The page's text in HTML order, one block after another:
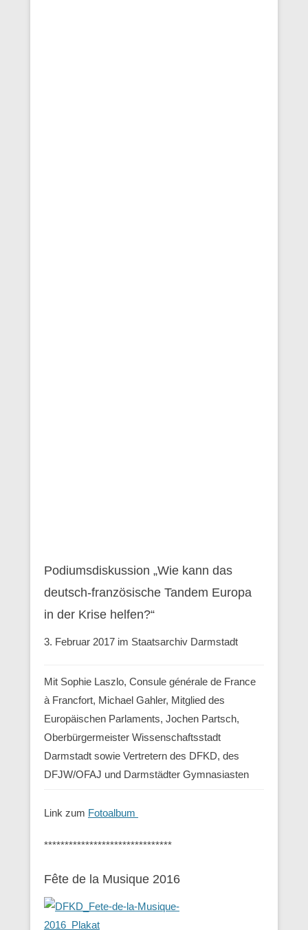
Podiumsdiskussion „Wie kann das
deutsch-französische Tandem Europa
in der Krise helfen?“
3. Februar 2017 im Staatsarchiv Darmstadt
Mit Sophie Laszlo, Consule générale de France
à Francfort, Michael Gahler, Mitglied des
Europäischen Parlaments, Jochen Partsch,
Oberbürgermeister Wissenschaftsstadt
Darmstadt sowie Vertretern des DFKD, des
DFJW/OFAJ und Darmstädter Gymnasiasten
Link zum Fotoalbum
*******************************
Fête de la Musique 2016